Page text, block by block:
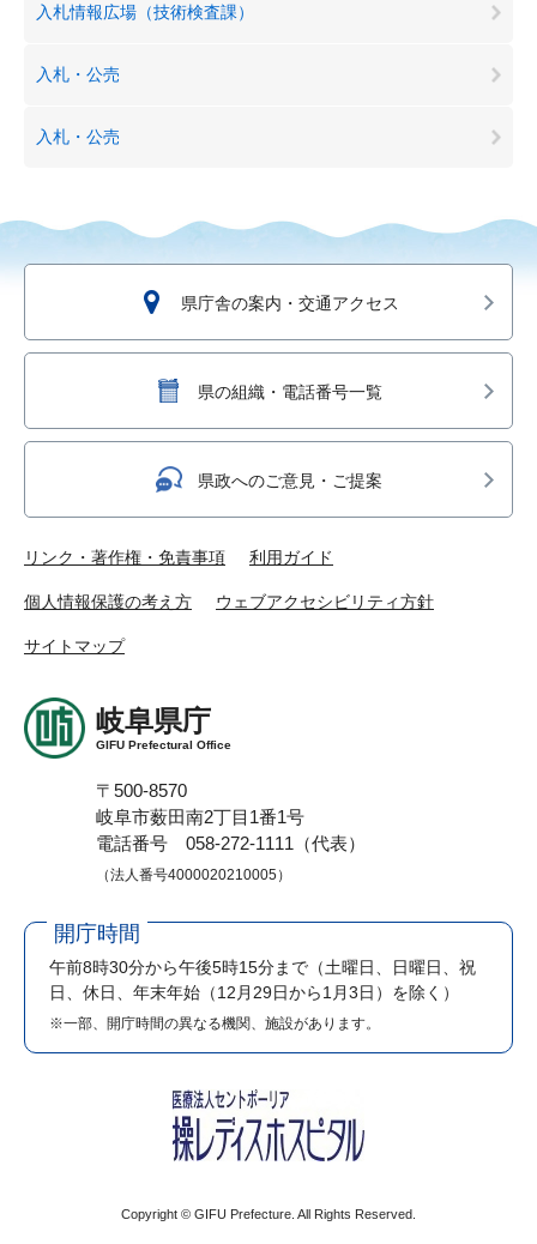
入札情報広場（技術検査課）
入札・公売
入札・公売
県庁舎の案内・交通アクセス
県の組織・電話番号一覧
県政へのご意見・ご提案
リンク・著作権・免責事項 利用ガイド
個人情報保護の考え方 ウェブアクセシビリティ方針
サイトマップ
岐阜県庁
GIFU Prefectural Office
〒500-8570
岐阜市薮田南2丁目1番1号
電話番号 058-272-1111（代表）
（法人番号4000020210005）
開庁時間
午前8時30分から午後5時15分まで （土曜日、日曜日、祝
日、休日、年末年始（12月29日から1月3日）を除く）
※一部、開庁時間の異なる機関、施設があります。
Copyright © GIFU Prefecture. All Rights Reserved.